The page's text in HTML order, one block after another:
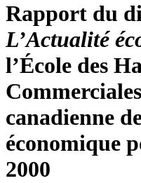
Rapport du
L’Actualité
l’École des
canadienne
économique
2000